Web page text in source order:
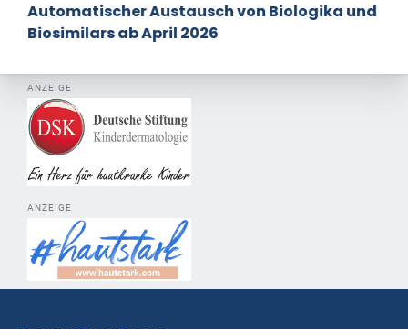
Automatischer Austausch von Biologika und
Biosimilars ab April 2026
ANZEIGE
ANZEIGE